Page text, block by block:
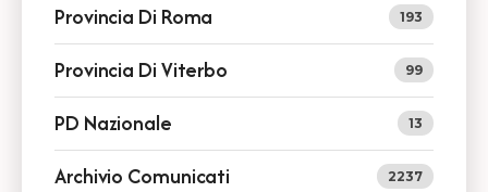
Provincia Di Roma 193
Provincia Di Viterbo 99
PD Nazionale 13
Archivio Comunicati 2237